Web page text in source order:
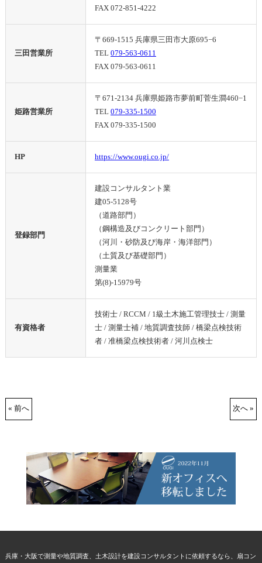
FAX 072-851-4222
三田営業所
〒669-1515 兵庫県三田市大原695−6
TEL 079-563-0611
FAX 079-563-0611
姫路営業所
〒671-2134 兵庫県姫路市夢前町菅生澗460−1
TEL 079-335-1500
FAX 079-335-1500
HP https://www.ougi.co.jp/
登録部門
建設コンサルタント業
建05-5128号
（道路部門）
（鋼構造及びコンクリート部門）
（河川・砂防及び海岸・海洋部門）
（土質及び基礎部門）
測量業
第(8)-15979号
有資格者
技術士 / RCCM / 1級土木施工管理技士 / 測量
士 / 測量士補 / 地質調査技師 / 橋梁点検技術
者 / 准橋梁点検技術者 / 河川点検士
« 前へ 次へ »
兵庫・大阪で測量や地質調査、土木設計を建設コンサルタントに依頼するなら、扇コン